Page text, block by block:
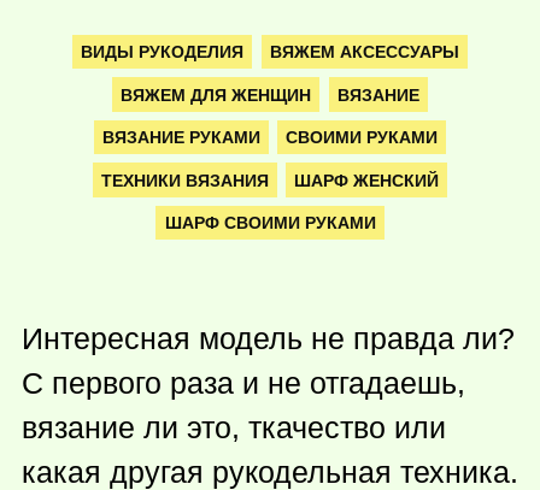
ВИДЫ РУКОДЕЛИЯ ВЯЖЕМ АКСЕССУАРЫ
ВЯЖЕМ ДЛЯ ЖЕНЩИН ВЯЗАНИЕ
ВЯЗАНИЕ РУКАМИ СВОИМИ РУКАМИ
ТЕХНИКИ ВЯЗАНИЯ ШАРФ ЖЕНСКИЙ
ШАРФ СВОИМИ РУКАМИ
Интересная модель не правда ли?
С первого раза и не отгадаешь,
вязание ли это, ткачество или
какая другая рукодельная техника.